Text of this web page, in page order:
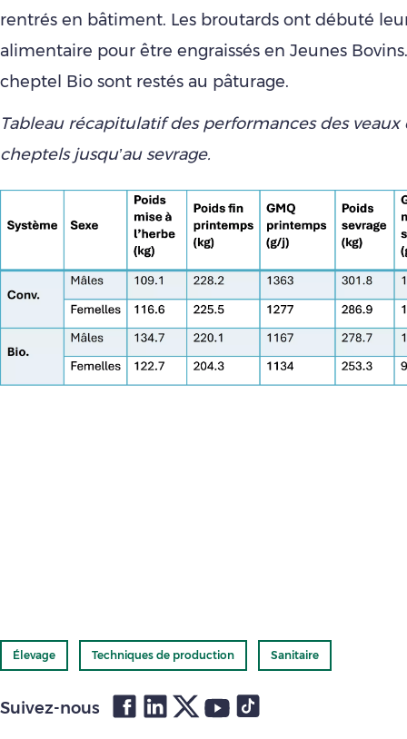
rentrés en bâtiment. Les broutards ont débuté
alimentaire pour être engraissés en Jeunes
cheptel Bio sont restés au pâturage.
Tableau récapitulatif des performances des veaux
cheptels jusqu’au sevrage.
Élevage Techniques de production Sanitaire
Suivez-nous